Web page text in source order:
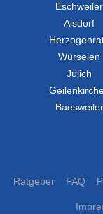
Eschweiler
Alsdorf
Würselen
Jülich
Baesweiler
Ratgeber FAQ